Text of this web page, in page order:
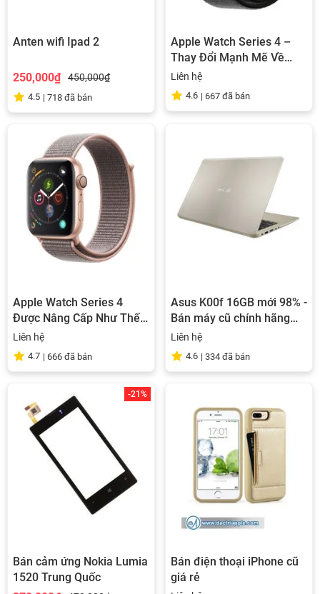
Anten wifi Ipad 2
250,000₫ 450,000₫
4.5 | 718 đã bán
Apple Watch Series 4 –
Thay Đổi Mạnh Mẽ Về
Thiết Kế
Liên hệ
4.6 | 667 đã bán
Apple Watch Series 4
Được Nâng Cấp Như Thế
Nào so Với Watch Series 3
Liên hệ
4.7 | 666 đã bán
Asus K00f 16GB mới 98% -
Bán máy cũ chính hãng
giá rẻ
Liên hệ
4.6 | 334 đã bán
-21%
Bán cảm ứng Nokia Lumia
1520 Trung Quốc
Bán điện thoại iPhone cũ
giá rẻ